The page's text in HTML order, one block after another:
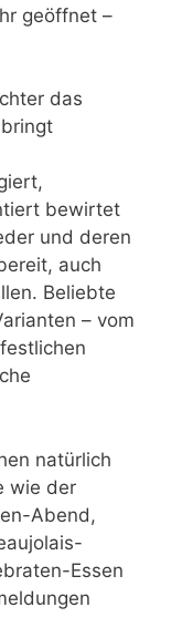
geöffnet –
das
bewirtet
und deren
auch
Beliebte
– vom
natürlich
wie der
Abend,
Essen